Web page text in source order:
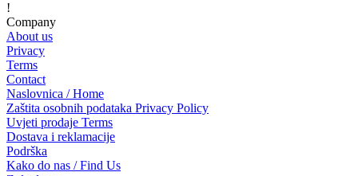
!
Company
About us
Privacy
Terms
Contact
Naslovnica / Home
Zaštita osobnih podataka Privacy Policy
Uvjeti prodaje Terms
Dostava i reklamacije
Podrška
Kako do nas / Find Us